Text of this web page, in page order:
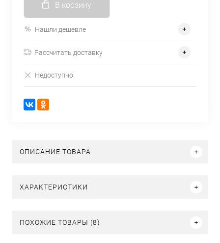
В корзину
Нашли дешевле
Рассчитать доставку
Недоступно
ОПИСАНИЕ ТОВАРА
ХАРАКТЕРИСТИКИ
ПОХОЖИЕ ТОВАРЫ (8)